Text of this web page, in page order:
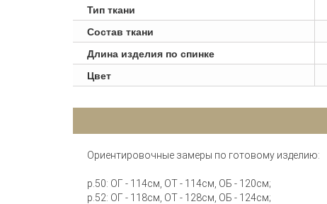
Тип ткани
Состав ткани
Длина изделия по спинке
Цвет
Ориентировочные замеры по готовому изделию:
р.50: ОГ - 114см, ОТ - 114см, ОБ - 120см;
р.52: ОГ - 118см, ОТ - 128см, ОБ - 124см;